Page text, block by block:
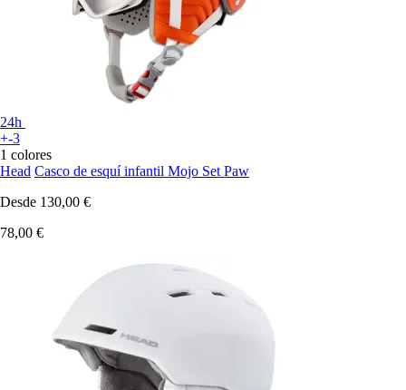
24h
+-3
1 colores
Head Casco de esquí infantil Mojo Set Paw
Desde 130,00 €
78,00 €